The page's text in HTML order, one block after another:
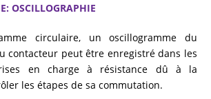
OSCILLOGRAPHIE
circulaire, un oscillogramme du
contacteur peut être enregistré dans les
en charge à résistance dû à la
les étapes de sa commutation.